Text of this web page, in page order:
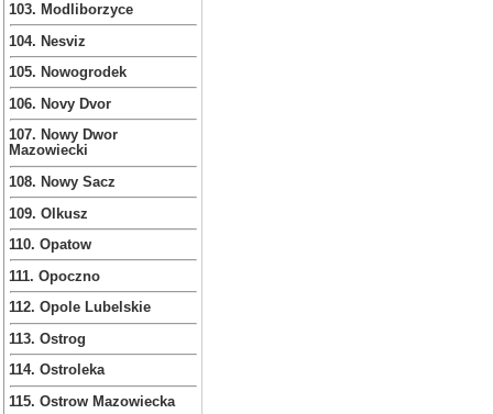
103. Modliborzyce
104. Nesviz
105. Nowogrodek
106. Novy Dvor
107. Nowy Dwor
Mazowiecki
108. Nowy Sacz
109. Olkusz
110. Opatow
111. Opoczno
112. Opole Lubelskie
113. Ostrog
114. Ostroleka
115. Ostrow Mazowiecka